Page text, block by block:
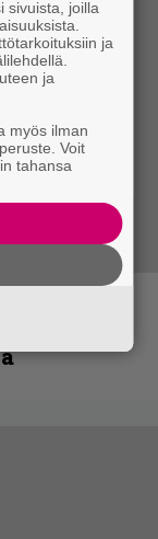
osa 1 –
ja
sivuista, joilla
ja
ja
myös ilman
Voit
tahansa